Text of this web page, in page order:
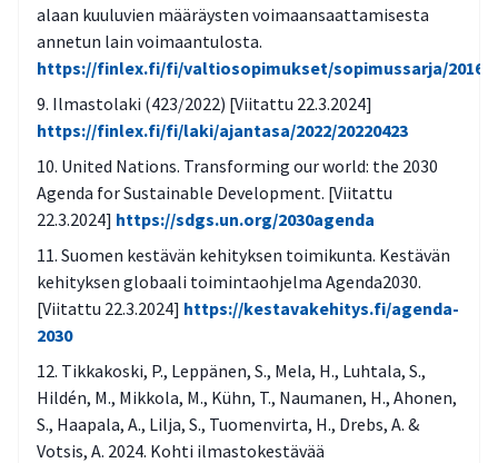
alaan kuuluvien määräysten voimaansaattamisesta
annetun lain voimaantulosta.
https://finlex.fi/fi/valtiosopimukset/sopimussarja/2016/
Ilmastolaki (423/2022) [Viitattu 22.3.2024]
https://finlex.fi/fi/laki/ajantasa/2022/20220423
United Nations. Transforming our world: the 2030
Agenda for Sustainable Development. [Viitattu
22.3.2024] https://sdgs.un.org/2030agenda
Suomen kestävän kehityksen toimikunta. Kestävän
kehityksen globaali toimintaohjelma Agenda2030.
[Viitattu 22.3.2024] https://kestavakehitys.fi/agenda-
2030
Tikkakoski, P., Leppänen, S., Mela, H., Luhtala, S.,
Hildén, M., Mikkola, M., Kühn, T., Naumanen, H., Ahonen,
S., Haapala, A., Lilja, S., Tuomenvirta, H., Drebs, A. &
Votsis, A. 2024. Kohti ilmastokestävää